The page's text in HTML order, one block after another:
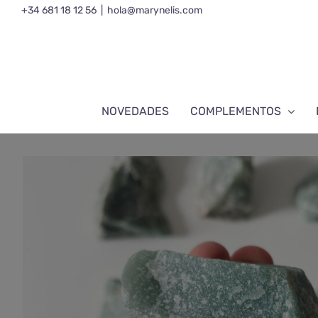
Saltar+34 681 18 12 56 hola@marynelis.com
NOVEDADES COMPLEMENTOS